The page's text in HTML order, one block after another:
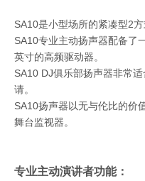
SA10是小型场所的紧凑型2
SA10专业主动扬声器配备了
英寸的高频驱动器。
SA10 DJ俱乐部扬声器非常
请。
SA10扬声器以无与伦比的价
舞台监视器。
专业主动演讲者功能：